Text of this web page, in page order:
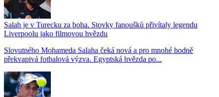
Salah je v Turecku za boha. Stovky fanoušků přivítaly legendu
Liverpoolu jako filmovou hvězdu
Slovutného Mohameda Salaha čeká nová a pro mnohé hodně
překvapivá fotbalová výzva. Egyptská hvězda po...